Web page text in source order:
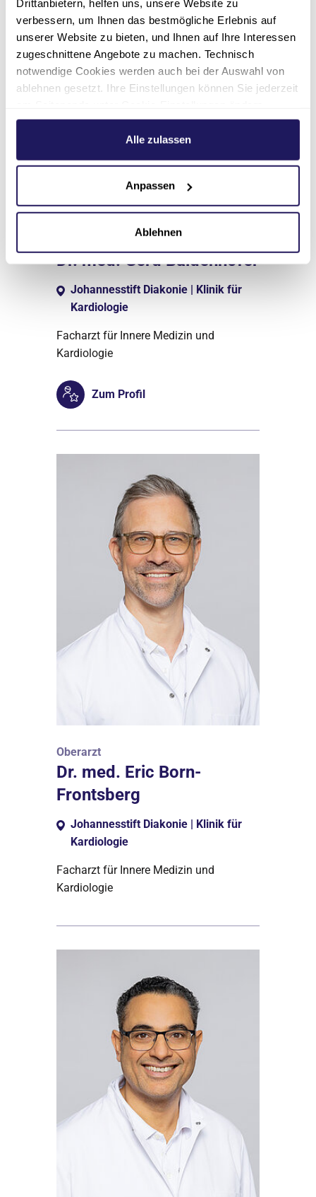
Drittanbietern, helfen uns, unsere Website zu
verbessern, um Ihnen das bestmögliche Erlebnis auf
unserer Website zu bieten, und Ihnen auf Ihre Interessen
zugeschnittene Angebote zu machen. Technisch
notwendige Cookies werden auch bei der Auswahl von
ablehnen gesetzt. Ihre Einstellungen können Sie jederzeit
Weitere Informationen hierzu finden Sie in unserer
.Alle zulassen
Anpassen
Ablehnen
Dr. med. Gerd Baldenhofer
Johannesstift Diakonie | Klinik für
Kardiologie
Facharzt für Innere Medizin und
Kardiologie
Zum Profil
Oberarzt
Dr. med. Eric Born-
Frontsberg
Johannesstift Diakonie | Klinik für
Kardiologie
Facharzt für Innere Medizin und
Kardiologie